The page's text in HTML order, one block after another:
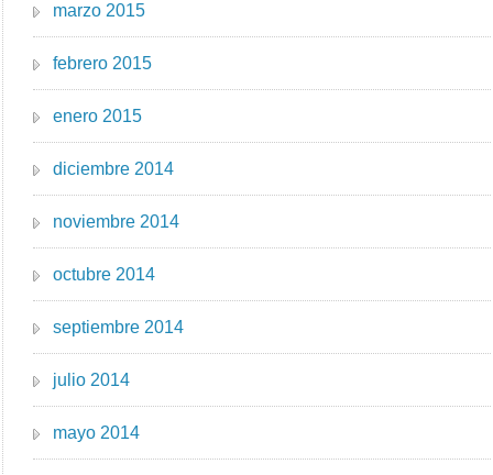
marzo 2015
febrero 2015
enero 2015
diciembre 2014
noviembre 2014
octubre 2014
septiembre 2014
julio 2014
mayo 2014